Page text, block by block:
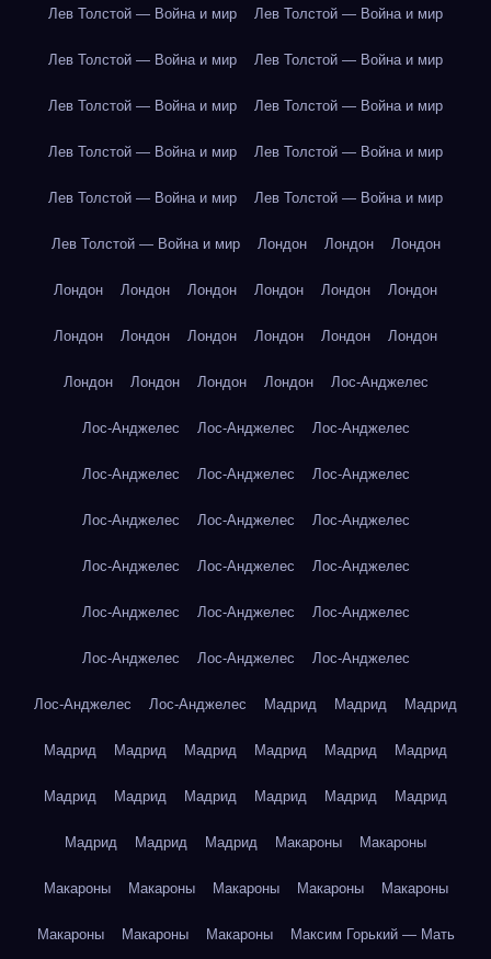
Лев Толстой — Война и мир Лев Толстой — Война и мир
Лев Толстой — Война и мир Лев Толстой — Война и мир
Лев Толстой — Война и мир Лев Толстой — Война и мир
Лев Толстой — Война и мир Лев Толстой — Война и мир
Лев Толстой — Война и мир Лев Толстой — Война и мир
Лев Толстой — Война и мир Лондон Лондон Лондон
Лондон Лондон Лондон Лондон Лондон Лондон
Лондон Лондон Лондон Лондон Лондон Лондон
Лондон Лондон Лондон Лондон Лос-Анджелес
Лос-Анджелес Лос-Анджелес Лос-Анджелес
Лос-Анджелес Лос-Анджелес Лос-Анджелес
Лос-Анджелес Лос-Анджелес Лос-Анджелес
Лос-Анджелес Лос-Анджелес Лос-Анджелес
Лос-Анджелес Лос-Анджелес Лос-Анджелес
Лос-Анджелес Лос-Анджелес Лос-Анджелес
Лос-Анджелес Лос-Анджелес Мадрид Мадрид Мадрид
Мадрид Мадрид Мадрид Мадрид Мадрид Мадрид
Мадрид Мадрид Мадрид Мадрид Мадрид Мадрид
Мадрид Мадрид Мадрид Макароны Макароны
Макароны Макароны Макароны Макароны Макароны
Макароны Макароны Макароны Максим Горький — Мать